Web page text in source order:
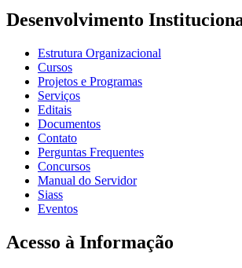
Desenvolvimento
Estrutura Organizacional
Cursos
Projetos e Programas
Serviços
Editais
Documentos
Contato
Perguntas Frequentes
Concursos
Manual do Servidor
Siass
Eventos
Acesso à Informação